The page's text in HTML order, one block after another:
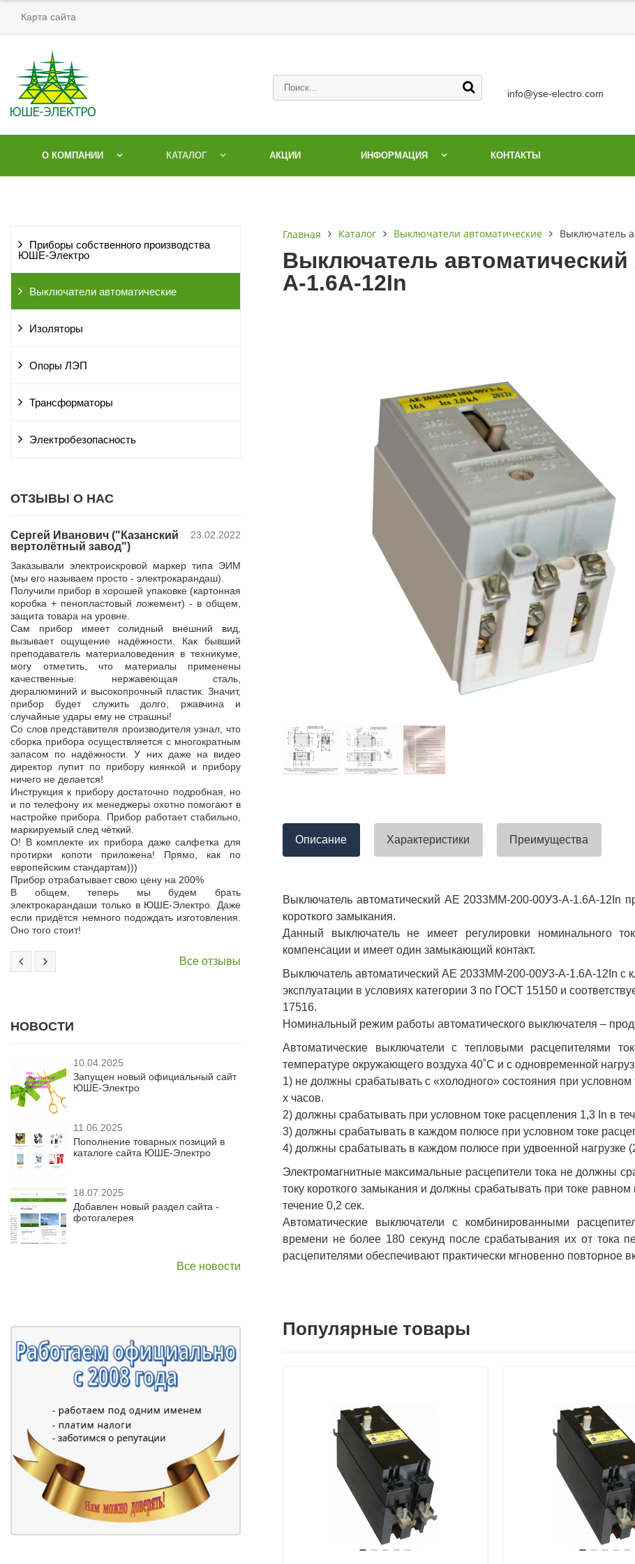
Карта сайта
info@yse-electro.com
О КОМПАНИИ КАТАЛОГ АКЦИИ ИНФОРМАЦИЯ КОНТАКТЫ
Приборы собственного производства
ЮШЕ-Электро
Выключатели автоматические
Изоляторы
Опоры ЛЭП
Трансформаторы
Электробезопасность
ОТЗЫВЫ О НАС
Сергей Иванович ("Казанский
вертолётный завод")
23.02.2022
Заказывали электроискровой маркер типа ЭИМ
(мы его называем просто - электрокарандаш).
Получили прибор в хорошей упаковке (картонная
коробка + пенопластовый ложемент) - в общем,
защита товара на уровне.
Сам прибор имеет солидный внешний вид,
вызывает ощущение надёжности. Как бывший
преподаватель материаловедения в техникуме,
могу отметить, что материалы применены
качественные: нержавеющая сталь,
дюралюминий и высокопрочный пластик. Значит,
прибор будет служить долго, ржавчина и
случайные удары ему не страшны!
Со слов представителя производителя узнал, что
сборка прибора осуществляется с многократным
запасом по надёжности. У них даже на видео
директор лупит по прибору киянкой и прибору
ничего не делается!
Инструкция к прибору достаточно подробная, но
и по телефону их менеджеры охотно помогают в
настройке прибора. Прибор работает стабильно,
маркируемый след чёткий.
О! В комплекте их прибора даже салфетка для
протирки копоти приложена! Прямо, как по
европейским стандартам)))
Прибор отрабатывает свою цену на 200%
В общем, теперь мы будем брать
электрокарандаши только в ЮШЕ-Электро. Даже
если придётся немного подождать изготовления.
Оно того стоит!
Владимир Юрьевич (Филиал
15.02.2022
Компания ЮШЕ-Электро выиграла тендер на
изготовление и поставку деревянных опор ЛЭП
110 кВ для пополнения складского оперативного
Продукция поставлена своевременно. Претензий
Наоборот, деревянные элементы опор высокого
качества, пропитка заболонного слоя древесины
На комплектные изделия (опоры ЛЭП),
впервые на моей памяти компания
производитель и поставщик опор ЛЭП
сопровождает опоры ЛЭП такими документами.
Приятно работать с таким ответственным
поставщиком!
Татьяна (Branch of «Saren B.
V.» PLLC)
Выражаю благодарность вашей
оперативную обработку нашего
Выставили коммерческое
хорошей цене в течение двух
малого сотня товарных
успели закрыть смету большого
вы получили хороший заказ))
Все отзывы
НОВОСТИ
10.04.2025
Запущен новый официальный сайт
ЮШЕ-Электро
11.06.2025
Пополнение товарных позиций в
каталоге сайта ЮШЕ-Электро
18.07.2025
Добавлен новый раздел сайта -
фотогалерея
Все новости
Главная Каталог Выключатели автоматические Выключатель
Выключатель
А-1.6А-12In
Описание Характеристики Преимущества
Выключатель автоматический АЕ 2033ММ-200-00У3-А-1.6А-12In
короткого замыкания.
Данный выключатель не имеет регулировки номинального
компенсации и имеет один замыкающий контакт.
Выключатель автоматический АЕ 2033ММ-200-00У3-А-1.6А-12In с
эксплуатации в условиях категории 3 по ГОСТ 15150 и
17516.
Номинальный режим работы автоматического выключателя –
Автоматические выключатели с тепловыми расцепителями
температуре окружающего воздуха 40˚С и с одновременной
1) не должны срабатывать с «холодного» состояния при
х часов.
2) должны срабатывать при условном токе расцепления 1,3 In в
3) должны срабатывать в каждом полюсе при условном токе
4) должны срабатывать в каждом полюсе при удвоенной нагрузке
Электромагнитные максимальные расцепители тока не должны
току короткого замыкания и должны срабатывать при токе
течение 0,2 сек.
Автоматические выключатели с комбинированными
времени не более 180 секунд после срабатывания их от тока
расцепителями обеспечивают практически мгновенно повторное
Популярные товары